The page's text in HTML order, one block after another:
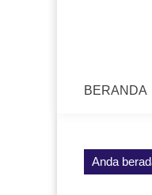
BERANDA
Anda